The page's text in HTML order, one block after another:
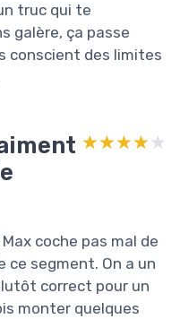
truc qui te
galère, ça passe
conscient des limites
★★★★★
★★★★★
coche pas mal de
segment. On a un
correct pour un
monter quelques